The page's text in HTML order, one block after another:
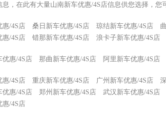
，在此有大量山南新车优惠/4S店信息供您选择，您
惠/4S店 桑日新车优惠/4S店 琼结新车优惠/4S店
惠/4S店 错那新车优惠/4S店 浪卡子新车优惠/4S店
优惠/4S店 那曲新车优惠/4S店 阿里新车优惠/4S店
惠/4S店 重庆新车优惠/4S店 广州新车优惠/4S店
惠/4S店 郑州新车优惠/4S店 武汉新车优惠/4S店
惠/4S店